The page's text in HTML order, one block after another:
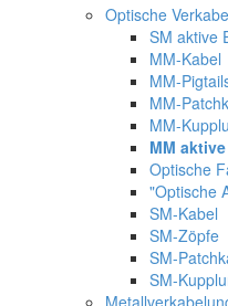
Optische
SM aktive
MM-Kabel
MM-
MM-
MM-
MM
Optische
"Optische
SM-Kabel
SM-Zöpfe
SM-
SM-